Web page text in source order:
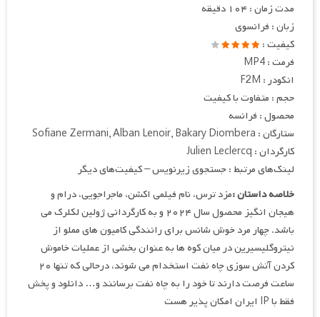
مدت زمان : ۱۰۴ دقیقه
زبان : فرانسوی
کیفیت :
فرمت : MP4
انکودر : F2M
حجم : متفاوت با کیفیت
محصول : فرانسه
ستارگان : Sofiane Zermani, Alban Lenoir, Bakary Diombera
کارگردان : Julien Leclercq
لینک‌های مرتبط : جستجوی زیرنویس – کیفیت‌های دیگر
خلاصه داستان :مزد ترس، نام فیلمی اکشن، ماجراجویی، درام و
هیجان انگیز محصول سال ۲۰۲۴ و به کارگردانی ژولین لکلرک می
باشد. چهار مرد خوش شانس برای رانندگی کامیون های مملو از
نیتروگلیسیرین در میان کوه ها به عنوان بخشی از عملیات خاموش
کردن آتش سوزی چاه نفت استخدام می شوند، درحالی که تنها ۲۰
ساعت فرصت دارند تا خود را به چاه نفت برسانند و… دانلود و پخش
فقط با IP ایران امکان پذیر هست